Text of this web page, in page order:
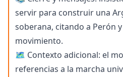
servir para construir una
soberana, citando a Perón
movimiento.
🗺️ Contexto adicional: el
referencias a la marcha